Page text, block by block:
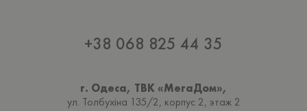
+38 068 825 44 35
г. Одеса, ТВК «МегаДом»,
ул. Толбухiна 135/2, корпус 2, этаж 2